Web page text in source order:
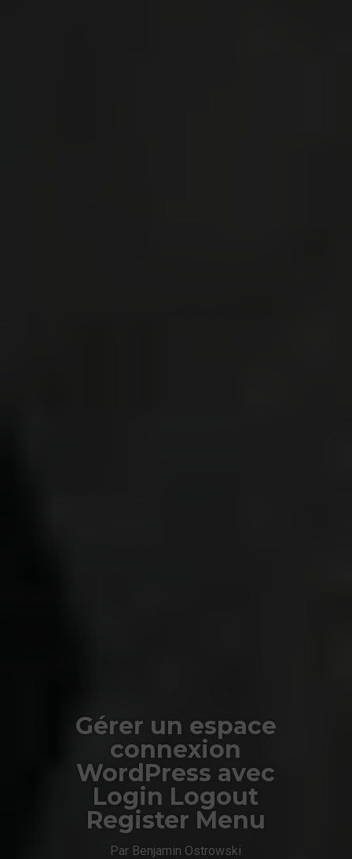
Gérer un espace
connexion
WordPress avec
Login Logout
Register Menu
Par Benjamin Ostrowski